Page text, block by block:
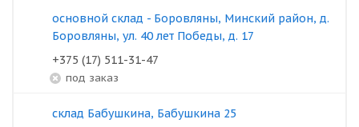
основной склад - Боровляны, Минский район, д.
Боровляны, ул. 40 лет Победы, д. 17
+375 (17) 511-31-47
под заказ
склад Бабушкина, Бабушкина 25